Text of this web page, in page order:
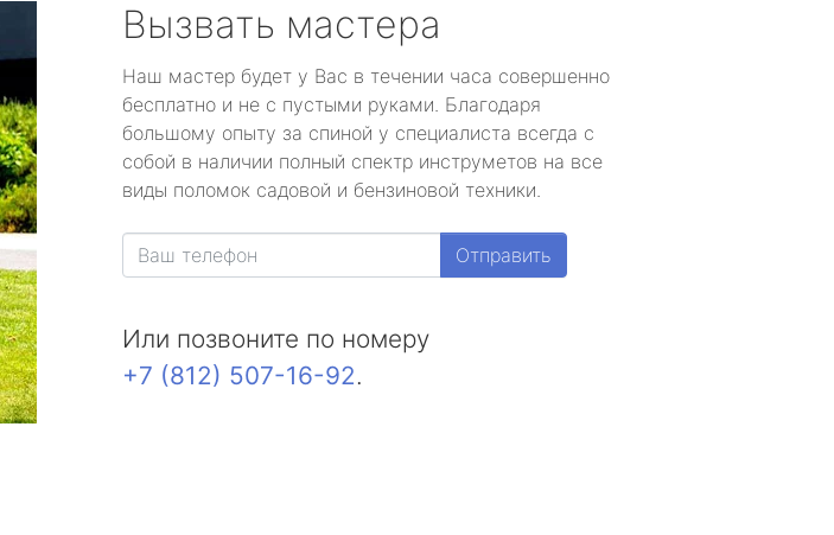
Вызвать мастера
Наш мастер будет у Вас в течении часа совершенно
бесплатно и не с пустыми руками. Благодаря
большому опыту за спиной у специалиста всегда с
собой в наличии полный спектр инструметов на все
виды поломок садовой и бензиновой техники.
Отправить
Или позвоните по номеру
+7 (812) 507-16-92.